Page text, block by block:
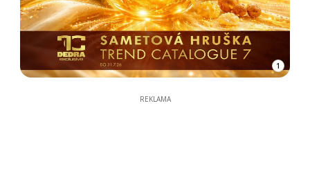
1
REKLAMA